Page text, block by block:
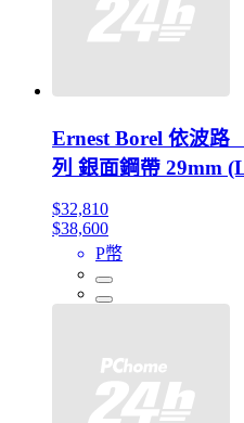
Ernest Borel 依波路
列 銀面鋼帶 29mm
$32,810
$38,600
P幣